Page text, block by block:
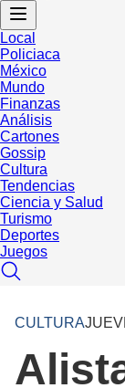
Local
Policiaca
México
Mundo
Finanzas
Análisis
Cartones
Gossip
Cultura
Tendencias
Ciencia y Salud
Turismo
Deportes
Juegos
CULTURA